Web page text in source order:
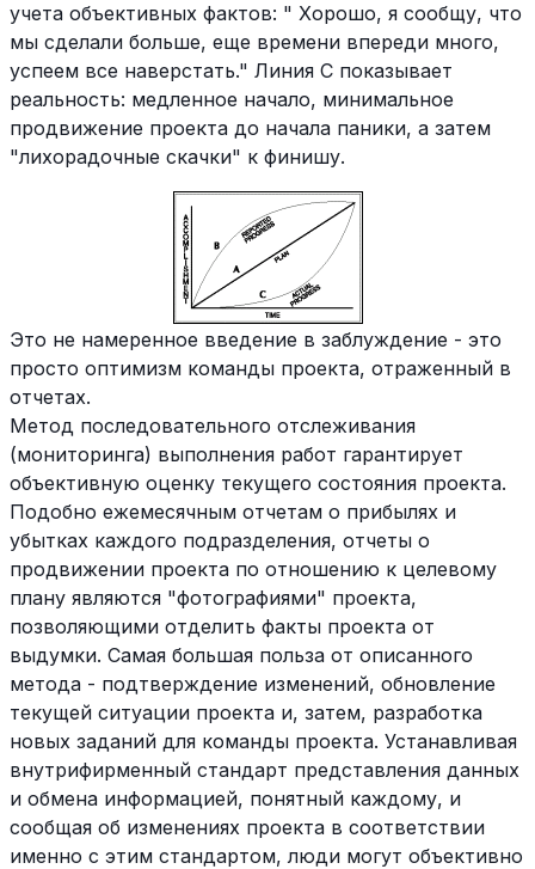
учета объективных фактов: " Хорошо, я сообщу, что
мы сделали больше, еще времени впереди много,
успеем все наверстать." Линия C показывает
реальность: медленное начало, минимальное
продвижение проекта до начала паники, а затем
"лихорадочные скачки" к финишу.
Это не намеренное введение в заблуждение - это
просто оптимизм команды проекта, отраженный в
отчетах.
Метод последовательного отслеживания
(мониторинга) выполнения работ гарантирует
объективную оценку текущего состояния проекта.
Подобно ежемесячным отчетам о прибылях и
убытках каждого подразделения, отчеты о
продвижении проекта по отношению к целевому
плану являются "фотографиями" проекта,
позволяющими отделить факты проекта от
выдумки. Самая большая польза от описанного
метода - подтверждение изменений, обновление
текущей ситуации проекта и, затем, разработка
новых заданий для команды проекта. Устанавливая
внутрифирменный стандарт представления данных
и обмена информацией, понятный каждому, и
сообщая об изменениях проекта в соответствии
именно с этим стандартом, люди могут объективно